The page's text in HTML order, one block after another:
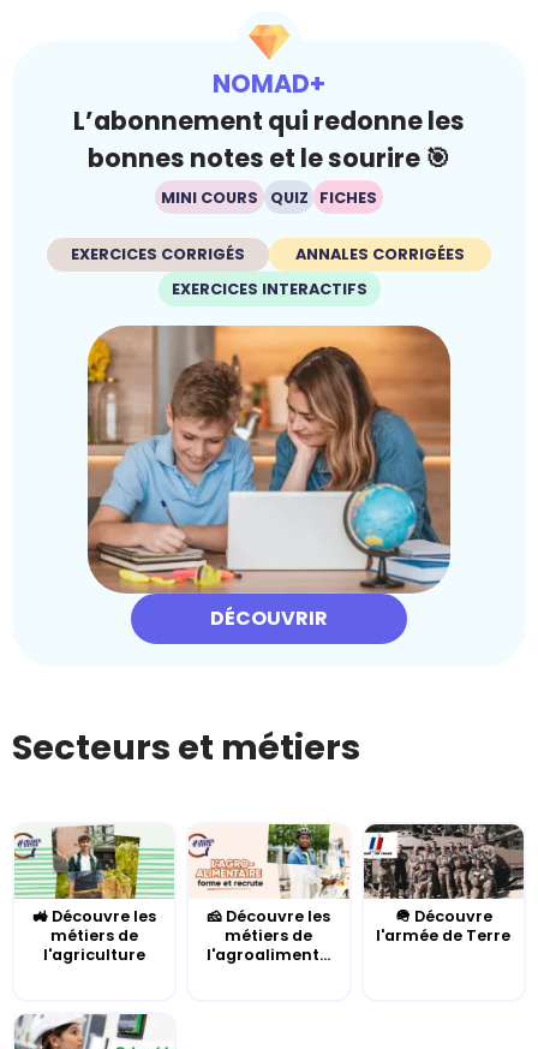
NOMAD+
L’abonnement qui redonne les
bonnes notes et le sourire 🎯
MINI COURS QUIZ FICHES
EXERCICES CORRIGÉS
ANNALES CORRIGÉES
EXERCICES INTERACTIFS
DÉCOUVRIR
Secteurs et métiers
🚜 Découvre les
métiers de
l'agriculture
🧀 Découvre les
métiers de
l'agroaliment...
🪖 Découvre
l'armée de Terre